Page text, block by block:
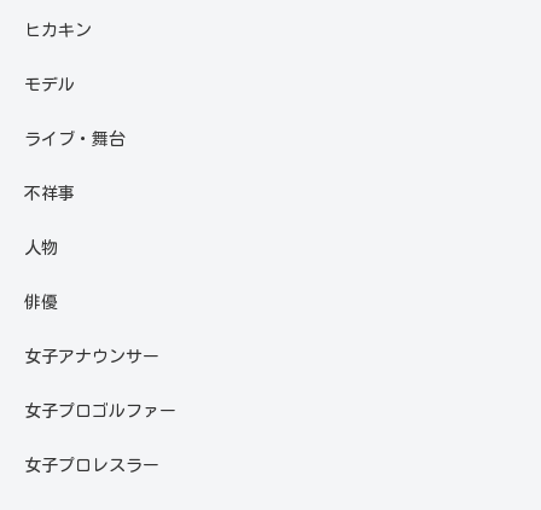
ヒカキン
モデル
ライブ・舞台
不祥事
人物
俳優
女子アナウンサー
女子プロゴルファー
女子プロレスラー